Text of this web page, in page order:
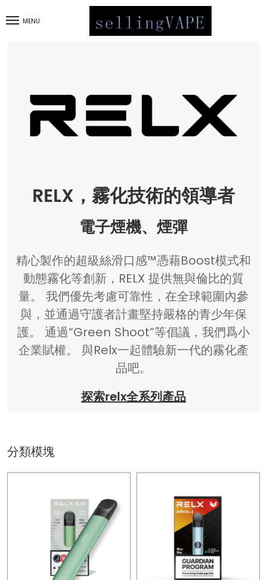
MENU
RELX，霧化技術的領導者
電子煙機、煙彈
精心製作的超級絲滑口感™憑藉Boost模式和
動態霧化等創新，RELX 提供無與倫比的質
量。 我們優先考慮可靠性，在全球範圍內參
與，並通過守護者計畫堅持嚴格的青少年保
護。 通過“Green Shoot”等倡議，我們爲小
企業賦權。 與Relx一起體驗新一代的霧化產
品吧。
探索relx全系列產品
分類模塊